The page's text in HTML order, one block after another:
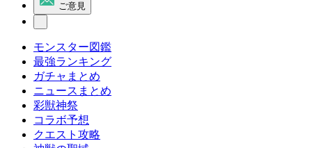
ご意見
モンスター図鑑
最強ランキング
ガチャまとめ
ニュースまとめ
彩獣神祭
コラボ予想
クエスト攻略